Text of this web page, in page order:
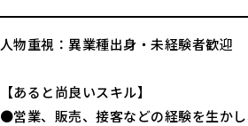
人物重視：異業種出身・未経験者歓迎
【あると尚良いスキル】
●営業、販売、接客などの経験を生か